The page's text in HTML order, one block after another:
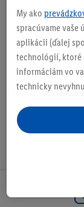
O produkte
My ako
spracúvame vaše
aplikácii (ďalej
technológií, ktoré
informáciám vo
technicky
personalizovanú
ste účastníkom
aj údaje z vášho
následne si
tiež vytvoriť